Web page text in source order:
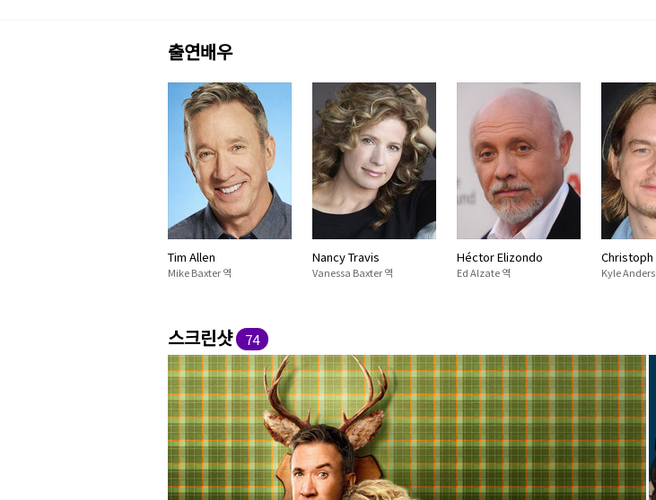
출연배우
Tim Allen
Mike Baxter 역
Nancy Travis
Vanessa Baxter 역
Héctor Elizondo
Ed Alzate 역
Christoph
Kyle
스크린샷 74